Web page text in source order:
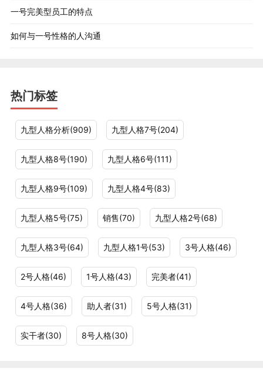
一号完美型员工的特点
如何与一号性格的人沟通
热门标签
九型人格分析(909) 九型人格7号(204)
九型人格8号(190) 九型人格6号(111)
九型人格9号(109) 九型人格4号(83)
九型人格5号(75) 销售(70) 九型人格2号(68)
九型人格3号(64) 九型人格1号(53) 3号人格(46)
2号人格(46) 1号人格(43) 完美者(41)
4号人格(36) 助人者(31) 5号人格(31)
实干者(30) 8号人格(30)